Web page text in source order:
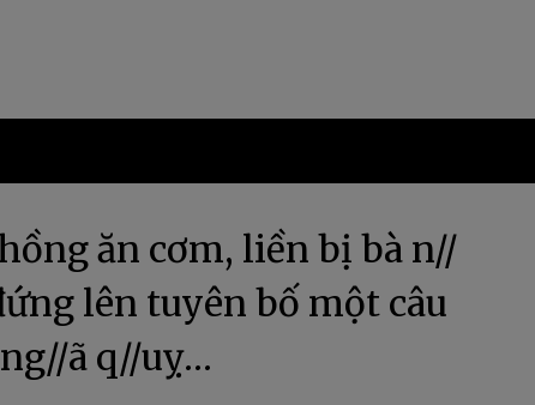
ăn cơm, liền bị bà n//
lên tuyên bố một câu
ã q//uỵ…